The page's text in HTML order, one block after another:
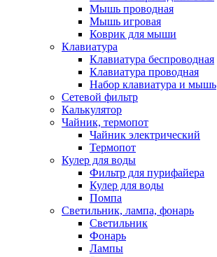
Мышь проводная
Мышь игровая
Коврик для мыши
Клавиатура
Клавиатура беспроводная
Клавиатура проводная
Набор клавиатура и мышь
Сетевой фильтр
Калькулятор
Чайник, термопот
Чайник электрический
Термопот
Кулер для воды
Фильтр для пурифайера
Кулер для воды
Помпа
Светильник, лампа, фонарь
Светильник
Фонарь
Лампы